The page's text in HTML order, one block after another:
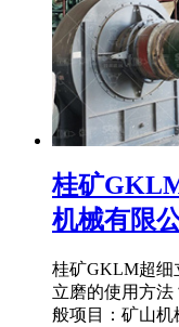
桂矿
机械有限
桂矿GKLM超细
立磨的使用方
般项目：矿山机